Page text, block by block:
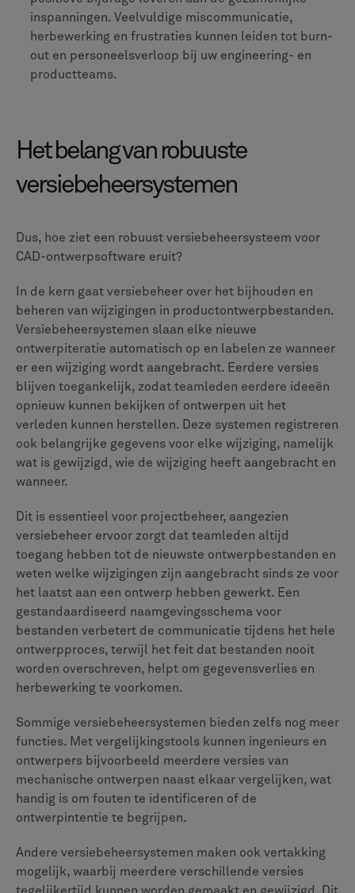
inspanningen. Veelvuldige miscommunicatie,
herbewerking en frustraties kunnen leiden tot burn-
out en personeelsverloop bij uw engineering- en
productteams.
Het belang van robuuste
versiebeheersystemen
Dus, hoe ziet een robuust versiebeheersysteem voor
CAD-ontwerpsoftware eruit?
In de kern gaat versiebeheer over het bijhouden en
beheren van wijzigingen in productontwerpbestanden.
Versiebeheersystemen slaan elke nieuwe
ontwerpiteratie automatisch op en labelen ze wanneer
er een wijziging wordt aangebracht. Eerdere versies
blijven toegankelijk, zodat teamleden eerdere ideeën
opnieuw kunnen bekijken of ontwerpen uit het
verleden kunnen herstellen. Deze systemen registreren
ook belangrijke gegevens voor elke wijziging, namelijk
wat is gewijzigd, wie de wijziging heeft aangebracht en
wanneer.
Dit is essentieel voor projectbeheer, aangezien
versiebeheer ervoor zorgt dat teamleden altijd
toegang hebben tot de nieuwste ontwerpbestanden en
weten welke wijzigingen zijn aangebracht sinds ze voor
het laatst aan een ontwerp hebben gewerkt. Een
gestandaardiseerd naamgevingsschema voor
bestanden verbetert de communicatie tijdens het hele
ontwerpproces, terwijl het feit dat bestanden nooit
worden overschreven, helpt om gegevensverlies en
herbewerking te voorkomen.
Sommige versiebeheersystemen bieden zelfs nog meer
functies. Met vergelijkingstools kunnen ingenieurs en
ontwerpers bijvoorbeeld meerdere versies van
mechanische ontwerpen naast elkaar vergelijken, wat
handig is om fouten te identificeren of de
ontwerpintentie te begrijpen.
Andere versiebeheersystemen maken ook vertakking
mogelijk, waarbij meerdere verschillende versies